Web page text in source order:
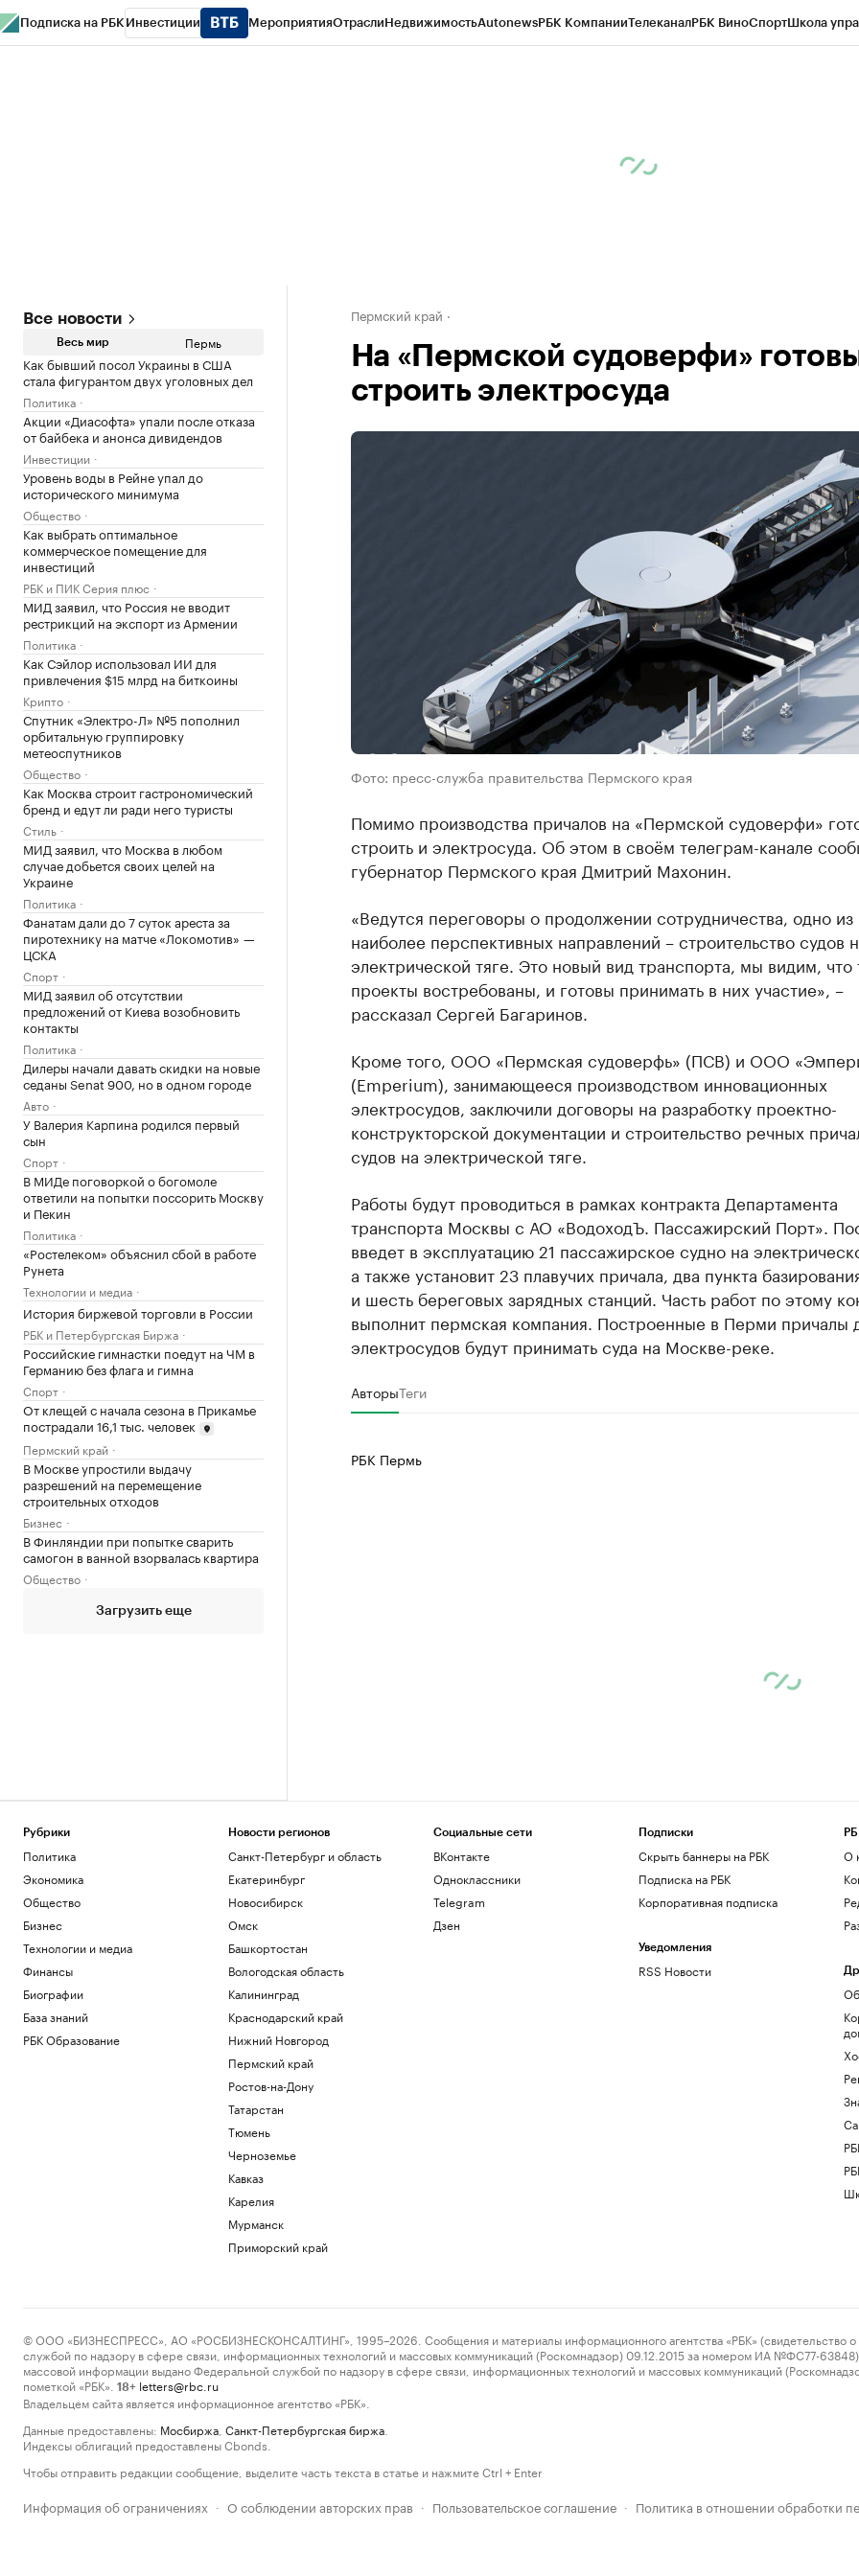
Подписка на РБК Инвестиции МероприятияОтраслиНедвижимостьAutonewsРБК КомпанииТелеканалРБК ВиноСпортШкола
Все новости
Весь мир Пермь
Как бывший посол Украины в США
стала фигурантом двух уголовных дел
Политика
Акции «Диасофта» упали после отказа
от байбека и анонса дивидендов
Инвестиции
Уровень воды в Рейне упал до
исторического минимума
Общество
Как выбрать оптимальное
коммерческое помещение для
инвестиций
РБК и ПИК Серия плюс
МИД заявил, что Россия не вводит
рестрикций на экспорт из Армении
Политика
Как Сэйлор использовал ИИ для
привлечения $15 млрд на биткоины
Крипто
Спутник «Электро-Л» №5 пополнил
орбитальную группировку
метеоспутников
Общество
Как Москва строит гастрономический
бренд и едут ли ради него туристы
Стиль
МИД заявил, что Москва в любом
случае добьется своих целей на
Украине
Политика
Фанатам дали до 7 суток ареста за
пиротехнику на матче «Локомотив» —
ЦСКА
Спорт
МИД заявил об отсутствии
предложений от Киева возобновить
контакты
Политика
Дилеры начали давать скидки на новые
седаны Senat 900, но в одном городе
Авто
У Валерия Карпина родился первый
сын
Спорт
В МИДе поговоркой о богомоле
ответили на попытки поссорить Москву
и Пекин
Политика
«Ростелеком» объяснил сбой в работе
Рунета
Технологии и медиа
История биржевой торговли в России
РБК и Петербургская Биржа
Российские гимнастки поедут на ЧМ в
Германию без флага и гимна
Спорт
От клещей с начала сезона в Прикамье
пострадали 16,1 тыс. человек
Пермский край
В Москве упростили выдачу
разрешений на перемещение
строительных отходов
Бизнес
В Финляндии при попытке сварить
самогон в ванной взорвалась квартира
Общество
Загрузить еще
Пермский край
На «Пермской судоверфи»
строить электросуда
Фото: пресс-служба правительства Пермского края
Помимо производства причалов на «Пермской судоверфи»
строить и электросуда. Об этом в своём телеграм-канале
губернатор Пермского края Дмитрий Махонин.
«Ведутся переговоры о продолжении сотрудничества, одно из
наиболее перспективных направлений – строительство судов
электрической тяге. Это новый вид транспорта, мы видим, что
проекты востребованы, и готовы принимать в них участие», –
рассказал Сергей Багаринов.
Кроме того, ООО «Пермская судоверфь» (ПСВ) и ООО
(Emperium), занимающееся производством инновационных
электросудов, заключили договоры на разработку проектно-
конструкторской документации и строительство речных
судов на электрической тяге.
Работы будут проводиться в рамках контракта Департамента
транспорта Москвы с АО «ВодоходЪ. Пассажирский Порт».
введет в эксплуатацию 21 пассажирское судно на
а также установит 23 плавучих причала, два пункта
и шесть береговых зарядных станций. Часть работ по этому
выполнит пермская компания. Построенные в Перми причалы
электросудов будут принимать суда на Москве-реке.
АвторыТеги
РБК Пермь
Рубрики
Политика
Экономика
Общество
Бизнес
Технологии и медиа
Финансы
Биографии
База знаний
РБК Образование
Новости регионов
Санкт-Петербург и область
Екатеринбург
Новосибирск
Омск
Башкортостан
Вологодская область
Калининград
Краснодарский край
Нижний Новгород
Пермский край
Ростов-на-Дону
Татарстан
Тюмень
Черноземье
Кавказ
Карелия
Мурманск
Приморский край
Социальные сети
ВКонтакте
Одноклассники
Telegram
Дзен
Подписки
Скрыть баннеры на РБК
Подписка на РБК
Корпоративная подписка
Уведомления
RSS Новости
О
© ООО «БИЗНЕСПРЕСС», АО «РОСБИЗНЕСКОНСАЛТИНГ», 1995–2026. Сообщения и материалы информационного агентства «РБК» (свидетельство о
службой по надзору в сфере связи, информационных технологий и массовых коммуникаций (Роскомнадзор) 09.12.2015 за номером ИА №ФС77-63848)
массовой информации выдано Федеральной службой по надзору в сфере связи, информационных технологий и массовых коммуникаций
пометкой «РБК».
18+ letters@rbc.ru
Владельцем сайта является информационное агентство «РБК».
Данные предоставлены: Мосбиржа Санкт-Петербургская биржа
Индексы облигаций предоставлены Cbonds.
Чтобы отправить редакции сообщение, выделите часть текста в статье и нажмите Ctrl + Enter
Информация об ограничениях · О соблюдении авторских прав · Пользовательское соглашение · Политика в отношении обработки